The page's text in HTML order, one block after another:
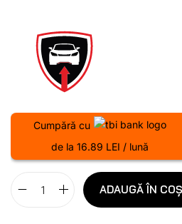
Cumpără cu
de la 16.89 LEI / lună
ADAUGĂ ÎN COȘ